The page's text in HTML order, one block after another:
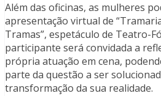
Além das oficinas, as mulheres
apresentação virtual de
Tramas”, espetáculo de Teatro-
participante será convidada a
própria atuação em cena,
parte da questão a ser
transformação da sua realidade.